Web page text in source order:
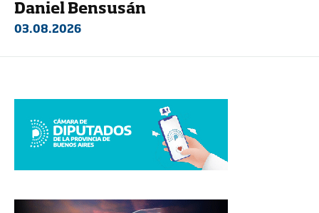
Daniel Bensusán
03.08.2026